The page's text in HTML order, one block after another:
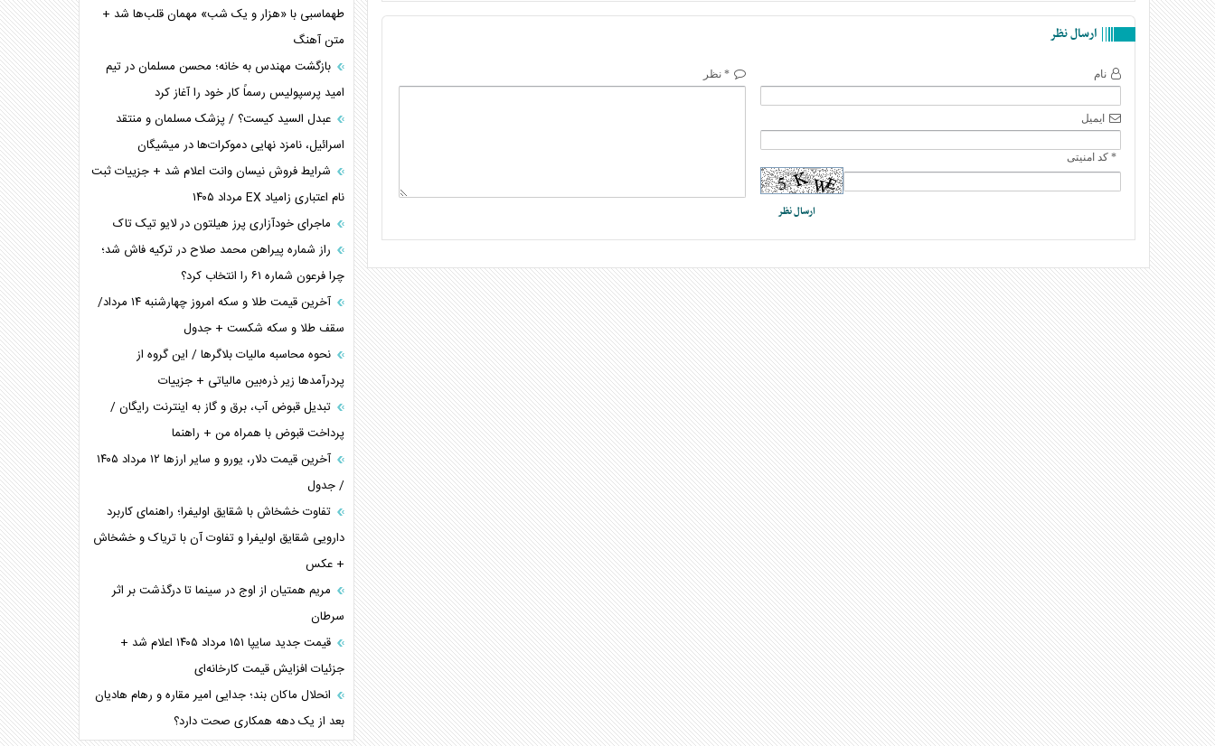
ارسال نظر
نام
ایمیل
* کد امنیتی
* نظر
اعتراف غرب به قدرت ایران در تثبیت معادلات
خطای راهبردی ترامپ مقابل برزیل
متن و حاشیه سفر نتانیاهو به آمریکا
طهماسبی با «هزار و یک شب» مهمان قلب‌ها شد +
متن آهنگ
بازگشت مهندس به خانه؛ محسن مسلمان در تیم
امید پرسپولیس رسماً کار خود را آغاز کرد
عبدل السید کیست؟ / پزشک مسلمان و منتقد
اسرائیل، نامزد نهایی دموکرات‌ها در میشیگان
شرایط فروش نیسان وانت اعلام شد + جزییات ثبت
نام اعتباری زامیاد EX مرداد ۱۴۰۵
ماجرای خودآزاری پرز هیلتون در لایو تیک تاک
راز شماره پیراهن محمد صلاح در ترکیه فاش شد؛
چرا فرعون شماره ۶۱ را انتخاب کرد؟
آخرین قیمت طلا و سکه امروز چهارشنبه ۱۴ مرداد/
سقف طلا و سکه شکست + جدول
نحوه محاسبه مالیات بلاگر‌ها / این گروه از
پردرآمد‌ها زیر ذره‌بین مالیاتی + جزییات
تبدیل قبوض آب، برق و گاز به اینترنت رایگان /
پرداخت قبوض با همراه من + راهنما
آخرین قیمت دلار، یورو و سایر ارز‌ها ۱۲ مرداد ۱۴۰۵
/ جدول
تفاوت خشخاش با شقایق اولیفرا؛ راهنمای کاربرد
دارویی شقایق اولیفرا و تفاوت آن با تریاک و خشخاش
+ عکس
مریم همتیان از اوج در سینما تا درگذشت بر اثر
سرطان
قیمت جدید سایپا ۱۵۱ مرداد ۱۴۰۵ اعلام شد +
جزئیات افزایش قیمت کارخانه‌ای
انحلال ماکان بند؛ جدایی امیر مقاره و رهام هادیان
بعد از یک دهه همکاری صحت دارد؟